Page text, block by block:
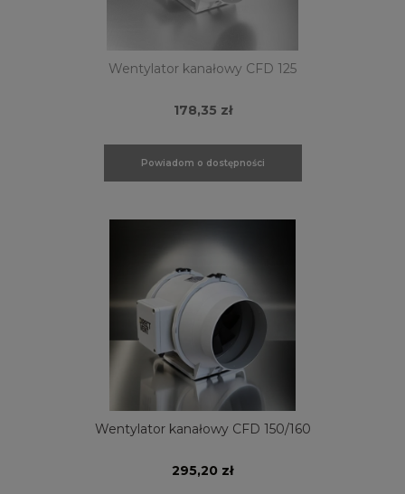
Wentylator kanałowy CFD 125
178,35 zł
Powiadom o dostępności
Wentylator kanałowy CFD 150/160
295,20 zł